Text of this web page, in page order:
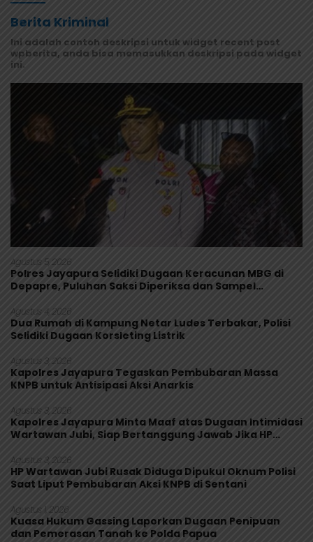
Berita Kriminal
Ini adalah contoh deskripsi untuk widget recent post
wpberita, anda bisa memasukkan deskripsi pada widget
ini.
Agustus 5, 2026
Polres Jayapura Selidiki Dugaan Keracunan MBG di
Depapre, Puluhan Saksi Diperiksa dan Sampel
Agustus 4, 2026
Dua Rumah di Kampung Netar Ludes Terbakar, Polisi
Selidiki Dugaan Korsleting Listrik
Agustus 3, 2026
Kapolres Jayapura Tegaskan Pembubaran Massa
KNPB untuk Antisipasi Aksi Anarkis
Agustus 3, 2026
Kapolres Jayapura Minta Maaf atas Dugaan Intimidasi
Wartawan Jubi, Siap Bertanggung Jawab Jika HP
Agustus 3, 2026
HP Wartawan Jubi Rusak Diduga Dipukul Oknum Polisi
Saat Liput Pembubaran Aksi KNPB di Sentani
Agustus 1, 2026
Kuasa Hukum Gassing Laporkan Dugaan Penipuan
dan Pemerasan Tanah ke Polda Papua